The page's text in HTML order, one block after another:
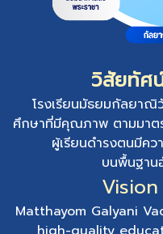
วิสัยทัศ
โรงเรียนมัธยมกัลยาณิ
ศึกษาที่มีคุณภาพ ตามมาต
ผู้เรียนดำรงตนมีค
บนพื้นฐา
Matthayom Galyani